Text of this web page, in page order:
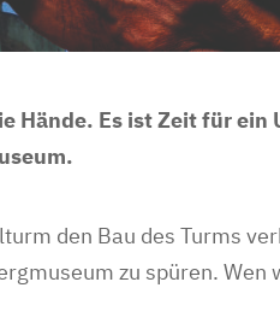
Hände. Es ist Zeit für
den Bau des Turms
zu spüren. Wen